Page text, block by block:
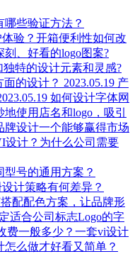
些验证方法？
验？开箱便利性如何改
、好看的logo图案?
特的设计元素和灵感?
的设计？ 2023.05.19 产
如何设计字体网
地使用店名和logo，吸引
牌设计一个能够赢得市场
设计？为什么公司需要
号的通用方案？
计策略有何差异？
配配色方案，让品牌形
适合公司标志Logo的字
费一般多少？一套vi设计
怎么做才好看又简单？